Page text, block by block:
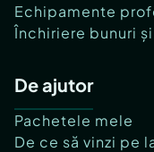
Echipamente
Închiriere bunuri
De ajutor
Pachetele mele
De ce să vinzi pe